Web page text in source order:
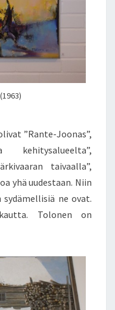
”Rante-Joonas”,
kehitysalueelta”,
taivaalla”,
yhä uudestaan. Niin
ne ovat.
Tolonen on